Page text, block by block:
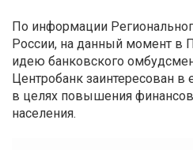
По информации
России, на данный момент в
идею банковского
Центробанк заинтересован
в целях повышения
населения.